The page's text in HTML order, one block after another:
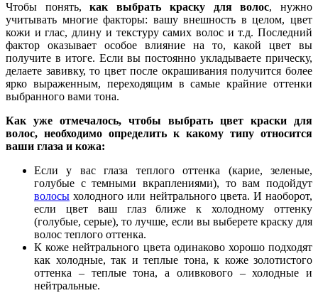
Чтобы понять,как выбрать краску для волос, нужно
учитывать многие факторы: вашу внешность в целом, цвет
кожи и глас, длину и текстуру самих волос и т.д. Последний
фактор оказывает особое влияние на то, какой цвет вы
получите в итоге. Если вы постоянно укладываете прическу,
делаете завивку, то цвет после окрашивания получится более
ярко выраженным, переходящим в самые крайние оттенки
выбранного вами тона.
Как уже отмечалось, чтобы выбрать цвет краски для
волос, необходимо определить к какому типу относится
ваши глаза и кожа:
Если у вас глаза теплого оттенка (карие, зеленые,
голубые с темными вкраплениями), то вам подойдут
волосы холодного или нейтрального цвета. И наоборот,
если цвет ваш глаз ближе к холодному оттенку
(голубые, серые), то лучше, если вы выберете краску для
волос теплого оттенка.
К коже нейтрального цвета одинаково хорошо подходят
как холодные, так и теплые тона, к коже золотистого
оттенка – теплые тона, а оливкового – холодные и
нейтральные.